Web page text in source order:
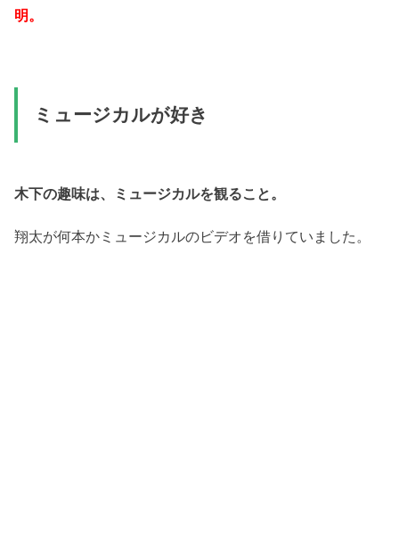
明。
ミュージカルが好き
木下の趣味は、ミュージカルを観ること。
翔太が何本かミュージカルのビデオを借りていました。